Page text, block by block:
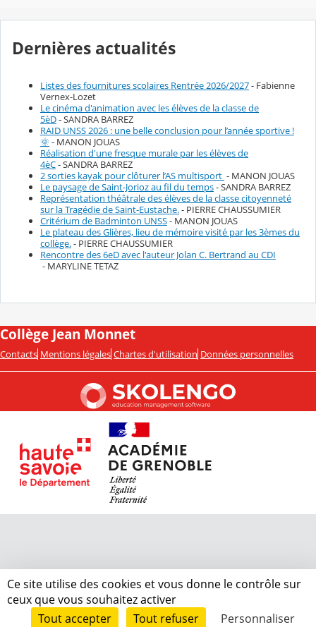
Dernières actualités
Listes des fournitures scolaires Rentrée 2026/2027- Fabienne
Vernex-Lozet
Le cinéma d'animation avec les élèves de la classe de
5èD- SANDRA BARREZ
RAID UNSS 2026 : une belle conclusion pour l’année sportive !
🌞- MANON JOUAS
Réalisation d'une fresque murale par les élèves de
4èC- SANDRA BARREZ
2 sorties kayak pour clôturer l’AS multisport - MANON JOUAS
Le paysage de Saint-Jorioz au fil du temps- SANDRA BARREZ
Représentation théâtrale des élèves de la classe citoyenneté
sur la Tragédie de Saint-Eustache.- PIERRE CHAUSSUMIER
Critérium de Badminton UNSS- MANON JOUAS
Le plateau des Glières, lieu de mémoire visité par les 3èmes du
collège.- PIERRE CHAUSSUMIER
Rencontre des 6eD avec l'auteur Jolan C. Bertrand au CDI
- MARYLINE TETAZ
Collège Jean Monnet
Contacts Mentions légales Chartes d'utilisation Données personnelles
Ce site utilise des cookies et vous donne le contrôle sur
ceux que vous souhaitez activer
Tout accepter
Tout refuser Personnaliser